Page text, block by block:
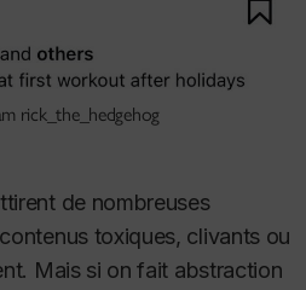
rick_the_hedgehog
de nombreuses
toxiques, clivants ou
Mais si on fait abstraction